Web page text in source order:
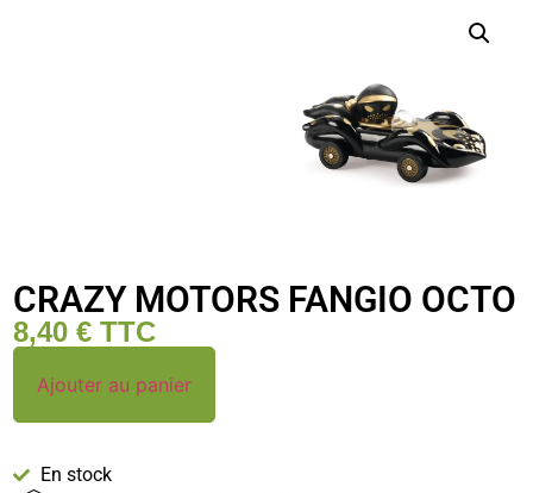
CRAZY MOTORS FANGIO OCTO
8,40€ TTC
Ajouter au panier
En stock